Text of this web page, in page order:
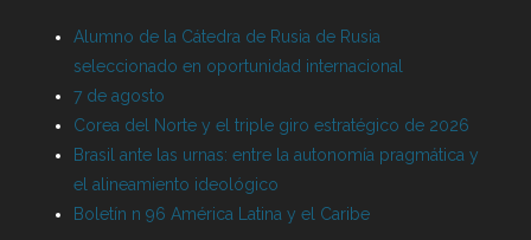
Alumno de la Cátedra de Rusia de Rusia
seleccionado en oportunidad internacional
7 de agosto
Corea del Norte y el triple giro estratégico de 2026
Brasil ante las urnas: entre la autonomía pragmática y
el alineamiento ideológico
Boletín n 96 América Latina y el Caribe